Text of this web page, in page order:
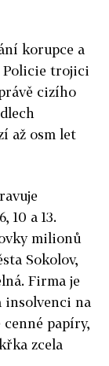
korupce a
Policie trojici
cizího
až osm let
10 a 13.
milionů
Sokolov,
Firma je
insolvenci na
cenné papíry,
zcela